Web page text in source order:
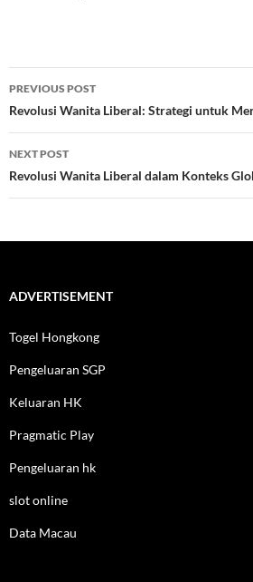
Post
navigation
PREVIOUS POST
Revolusi Wanita Liberal: Strategi untuk
NEXT POST
Revolusi Wanita Liberal dalam Konteks
ADVERTISEMENT
Togel Hongkong
Pengeluaran SGP
Keluaran HK
Pragmatic Play
Pengeluaran hk
slot online
Data Macau